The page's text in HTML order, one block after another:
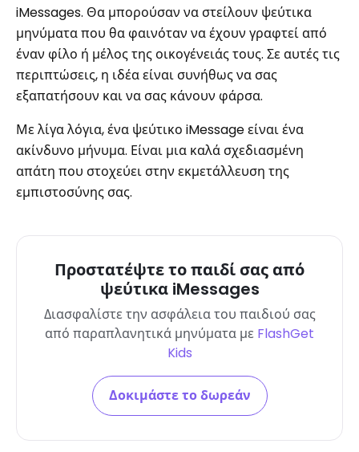
iMessages. Θα μπορούσαν να στείλουν ψεύτικα
μηνύματα που θα φαινόταν να έχουν γραφτεί από
έναν φίλο ή μέλος της οικογένειάς τους. Σε αυτές τις
περιπτώσεις, η ιδέα είναι συνήθως να σας
εξαπατήσουν και να σας κάνουν φάρσα.
Με λίγα λόγια, ένα ψεύτικο iMessage είναι ένα
ακίνδυνο μήνυμα. Είναι μια καλά σχεδιασμένη
απάτη που στοχεύει στην εκμετάλλευση της
εμπιστοσύνης σας.
Προστατέψτε το παιδί σας από
ψεύτικα iMessages
Διασφαλίστε την ασφάλεια του παιδιού σας
από παραπλανητικά μηνύματα με FlashGet
Kids
Δοκιμάστε το δωρεάν